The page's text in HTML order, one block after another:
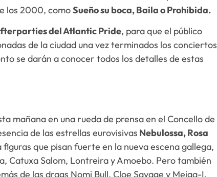
los 2000, comoSueño su boca, Baila o Prohibida.
del Atlantic Pride, para que el público
de la ciudad una vez terminados los conciertos
se darán a conocer todos los detalles de estas
mañana en una rueda de prensa en el Concello de
de las estrellas eurovisivas Nebulossa, Rosa
figuras que pisan fuerte en la nueva escena gallega,
Catuxa Salom, Lontreira y Amoebo. Pero también
de las drags Nomi Bull, Cloe Savage y Meiga-I.